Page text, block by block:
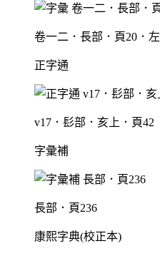
卷一二．長部．頁20．左
正字通
v17．髟部．亥上．頁42
字彙補
長部．頁236
康熙字典(校正本)